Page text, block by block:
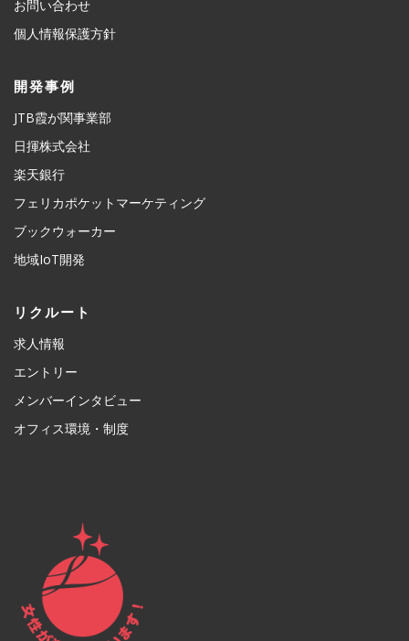
お問い合わせ
個人情報保護方針
開発事例
JTB霞が関事業部
日揮株式会社
楽天銀行
フェリカポケットマーケティング
ブックウォーカー
地域IoT開発
リクルート
求人情報
エントリー
メンバーインタビュー
オフィス環境・制度